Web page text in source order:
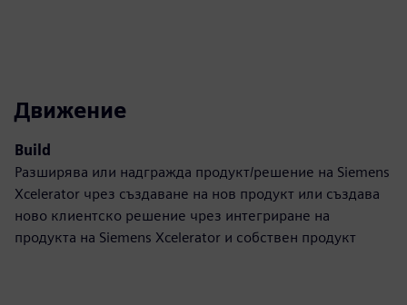
Движение
Build
Разширява или надгражда продукт/решение на Siemens
Xcelerator чрез създаване на нов продукт или създава
ново клиентско решение чрез интегриране на
продукта на Siemens Xcelerator и собствен продукт